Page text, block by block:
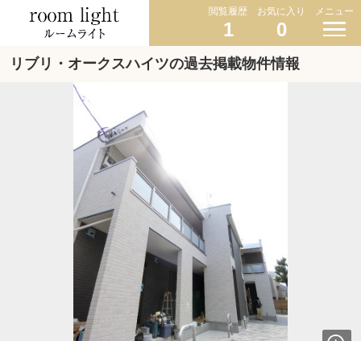
閲覧履歴
1
お気に入り
0
メニュー
リブリ・オークスハイツの過去掲載物件情報